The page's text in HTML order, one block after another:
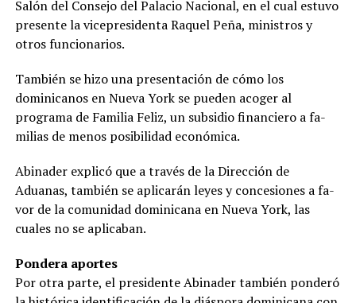
Sa­lón del Consejo del Palacio Nacional, en el cual estuvo
presente la vicepresidenta Raquel Peña, ministros y
otros funcionarios.
También se hizo una presentación de cómo los
dominicanos en Nueva York se pueden acoger al
programa de Familia Feliz, un subsidio financiero a fa­
milias de menos posibili­dad económica.
Abinader explicó que a través de la Dirección de
Aduanas, también se aplica­rán leyes y concesiones a fa­
vor de la comunidad domi­nicana en Nueva York, las
cuales no se aplicaban.
Pondera aportes
Por otra parte, el presidente Abinader también ponderó